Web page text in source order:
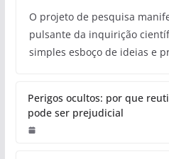
O projeto de pesquisa
pulsante da inquirição
simples esboço de ideias e
Perigos ocultos: por que
pode ser prejudicial